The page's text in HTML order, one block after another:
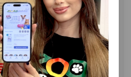
Цена
Купить
7.10